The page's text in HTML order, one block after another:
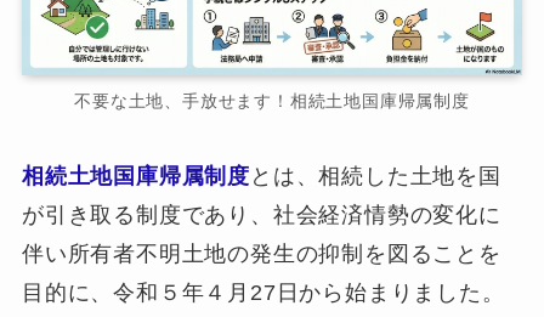
不要な土地、手放せます！相続土地国庫帰属制度
相続土地国庫帰属制度 とは、相続した土地を国
が引き取る制度であり、社会経済情勢の変化に
伴い所有者不明土地の発生の抑制を図ることを
目的に、令和５年４月27日から始まりました。